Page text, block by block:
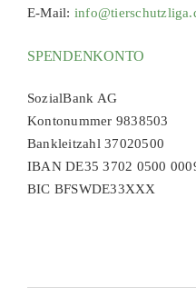
E-Mail:
SPENDENKONTO
SozialBank AG
Kontonummer 9838503
Bankleitzahl 37020500
IBAN DE35 3702 0500
BIC BFSWDE33XXX